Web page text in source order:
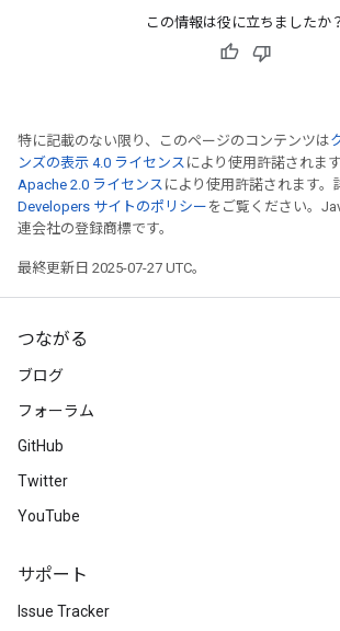
この情報は役に立ちましたか
特に記載のない限り、このページのコンテンツは
ンズの表示 4.0 ライセンス により使用許諾されま
Apache 2.0 ライセンス により使用許諾されます。
Developers サイトのポリシー をご覧ください。
連会社の登録商標です。
最終更新日 2025-07-27 UTC。
つながる
ブログ
フォーラム
GitHub
Twitter
YouTube
サポート
Issue Tracker